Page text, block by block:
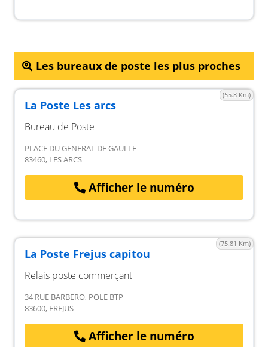
Les bureaux de poste les plus proches
(55.8 Km)
La Poste Les arcs
Bureau de Poste
PLACE DU GENERAL DE GAULLE
83460, LES ARCS
Afficher le numéro
(75.81 Km)
La Poste Frejus capitou
Relais poste commerçant
34 RUE BARBERO, POLE BTP
83600, FREJUS
Afficher le numéro